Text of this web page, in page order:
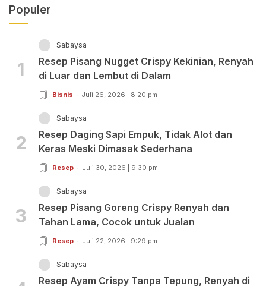
Populer
1
Sabaysa
Resep Pisang Nugget Crispy Kekinian, Renyah
di Luar dan Lembut di Dalam
Bisnis Juli 26, 2026 | 8:20 pm
2
Sabaysa
Resep Daging Sapi Empuk, Tidak Alot dan
Keras Meski Dimasak Sederhana
Resep Juli 30, 2026 | 9:30 pm
3
Sabaysa
Resep Pisang Goreng Crispy Renyah dan
Tahan Lama, Cocok untuk Jualan
Resep Juli 22, 2026 | 9:29 pm
Sabaysa
Resep Ayam Crispy Tanpa Tepung, Renyah di